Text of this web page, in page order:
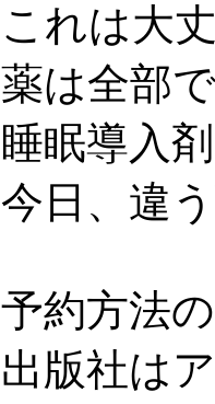
これは大
薬は全部
睡眠導入
今日、違
予約方法
出版社は